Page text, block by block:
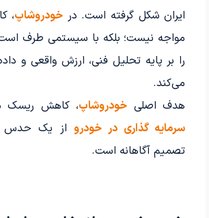
ایران شکل گرفته است. در خودروشاپ،
مواجه نیست؛ بلکه با سیستمی طرف
را بر پایه تحلیل فنی، ارزش واقعی و
می‌کند.
هدف اصلی خودروشاپ، کاهش ریسک
سرمایه گذاری در خودرواز یک حدس
تصمیم آگاهانه است.